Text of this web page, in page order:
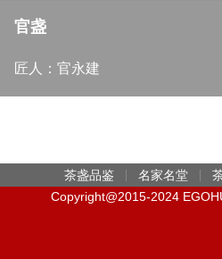
官盏
匠人：官永建
茶盏品鉴 名家名堂
Copyright@2015-2024